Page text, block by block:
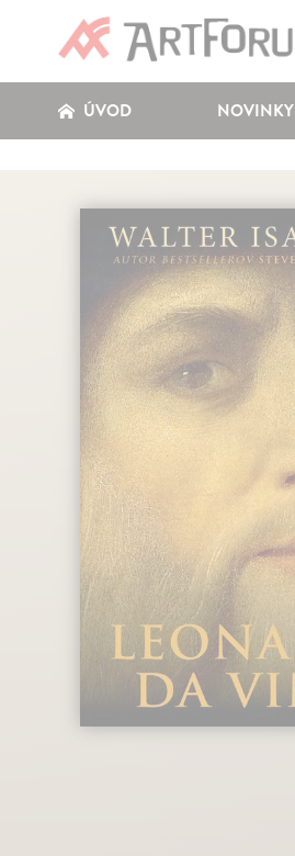
ÚVOD NOVINKY